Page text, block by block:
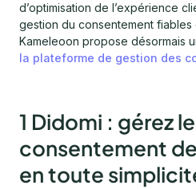
d’optimisation de l’expérience
gestion du consentement
Kameleoon propose désormais
la plateforme de gestion des
1 Didomi : gérez le
consentement
en toute